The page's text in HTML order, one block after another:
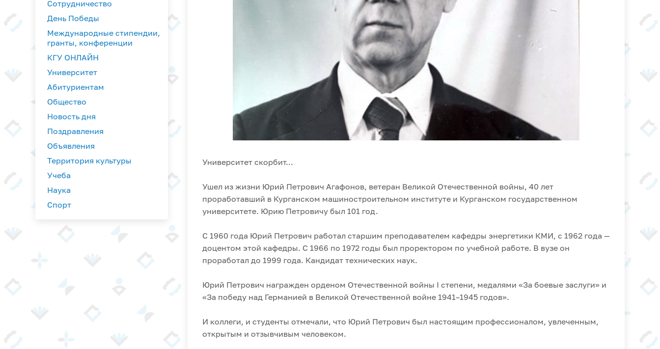
Сотрудничество
День Победы
Международные стипендии,
гранты, конференции
КГУ ОНЛАЙН
Университет
Абитуриентам
Общество
Новость дня
Поздравления
Объявления
Территория культуры
Учеба
Наука
Спорт
Университет скорбит...
Ушел из жизни Юрий Петрович Агафонов, ветеран Великой Отечественной войны, 40 лет
проработавший в Курганском машиностроительном институте и Курганском государственном
университете. Юрию Петровичу был 101 год.
С 1960 года Юрий Петрович работал старшим преподавателем кафедры энергетики КМИ, с 1962 года —
доцентом этой кафедры. С 1966 по 1972 годы был проректором по учебной работе. В вузе он
проработал до 1999 года. Кандидат технических наук.
Юрий Петрович награжден орденом Отечественной войны I степени, медалями «За боевые заслуги» и
«За победу над Германией в Великой Отечественной войне 1941–1945 годов».
И коллеги, и студенты отмечали, что Юрий Петрович был настоящим профессионалом, увлеченным,
открытым и отзывчивым человеком.